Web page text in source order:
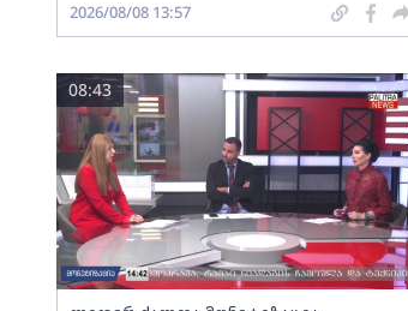
2026/08/08 13:57
08:43